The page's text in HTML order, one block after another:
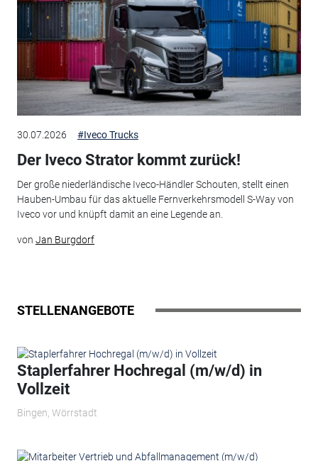
30.07.2026 #Iveco Trucks
Der Iveco Strator kommt zurück!
Der große niederländische Iveco-Händler Schouten, stellt einen
Hauben-Umbau für das aktuelle Fernverkehrsmodell S-Way von
Iveco vor und knüpft damit an eine Legende an.
von Jan Burgdorf
STELLENANGEBOTE
Staplerfahrer Hochregal (m/w/d) in
Vollzeit
Bingen, Wörrstadt